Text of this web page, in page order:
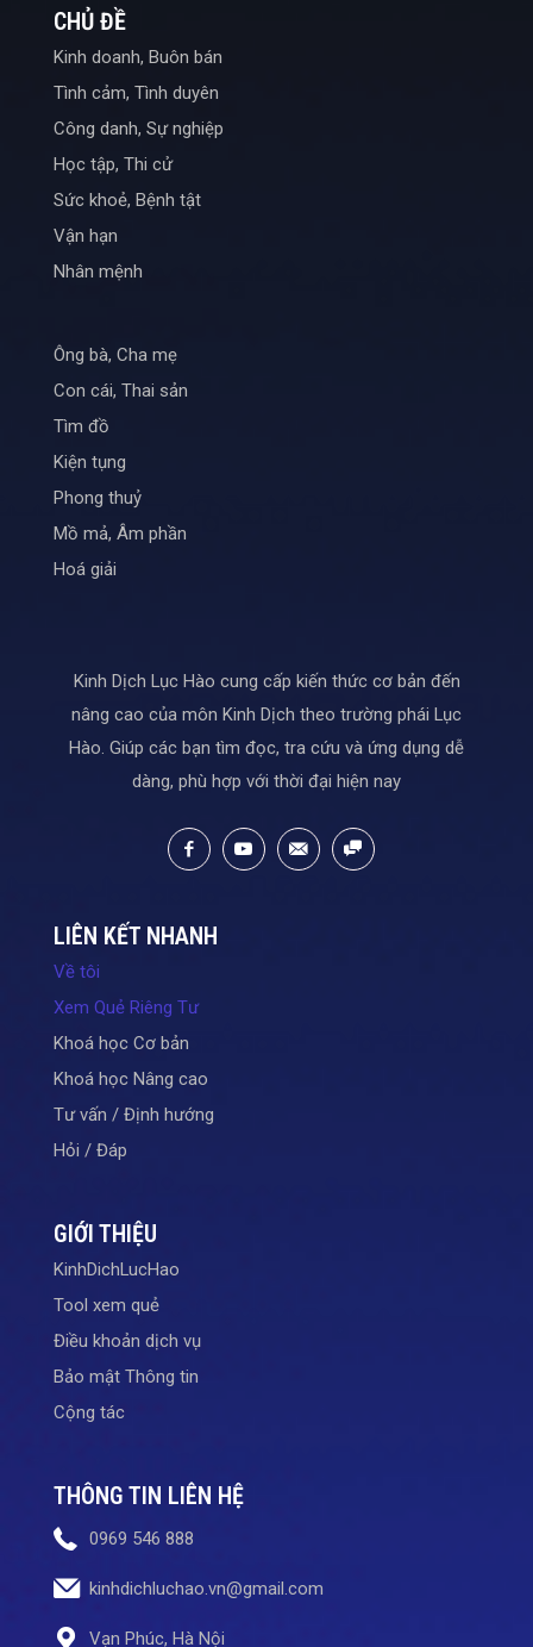
CHỦ ĐỀ
Kinh doanh, Buôn bán
Tình cảm, Tình duyên
Công danh, Sự nghiệp
Học tập, Thi cử
Sức khoẻ, Bệnh tật
Vận hạn
Nhân mệnh
Ông bà, Cha mẹ
Con cái, Thai sản
Tìm đồ
Kiện tụng
Phong thuỷ
Mồ mả, Âm phần
Hoá giải
Kinh Dịch Lục Hào cung cấp kiến thức cơ bản đến
nâng cao của môn Kinh Dịch theo trường phái Lục
Hào. Giúp các bạn tìm đọc, tra cứu và ứng dụng dễ
dàng, phù hợp với thời đại hiện nay
LIÊN KẾT NHANH
Về tôi
Xem Quẻ Riêng Tư
Khoá học Cơ bản
Khoá học Nâng cao
Tư vấn / Định hướng
Hỏi / Đáp
GIỚI THIỆU
KinhDichLucHao
Tool xem quẻ
Điều khoản dịch vụ
Bảo mật Thông tin
Cộng tác
THÔNG TIN LIÊN HỆ
0969 546 888
kinhdichluchao.vn@gmail.com
Vạn Phúc, Hà Nội